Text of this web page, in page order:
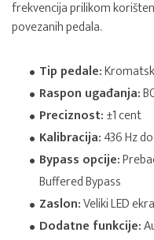
frekvencija prilikom
povezanih pedala.
Tip pedale:
Raspon ugađanja:
Preciznost:±1 cent
Kalibracija:436 Hz
Bypass opcije:
Buffered Bypass
Zaslon:Veliki LED
Dodatne funkcije: